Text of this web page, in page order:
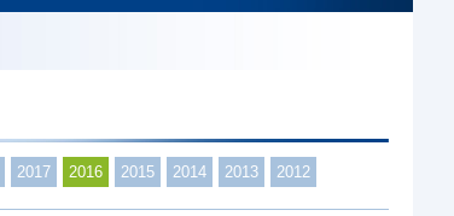
2017 2016 2015 2014 2013 2012